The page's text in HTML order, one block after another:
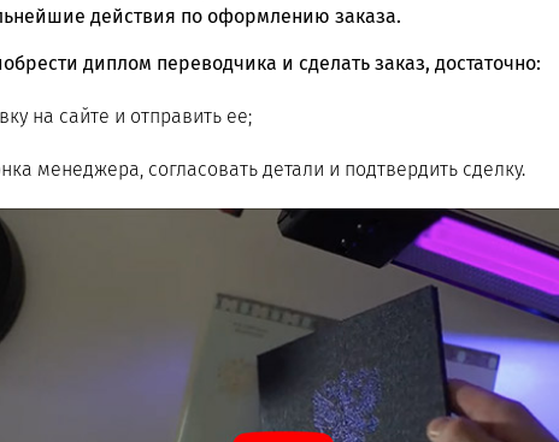
действия по оформлению заказа.
диплом переводчика и сделать заказ, достаточно:
на сайте и отправить ее;
менеджера, согласовать детали и подтвердить сделку.